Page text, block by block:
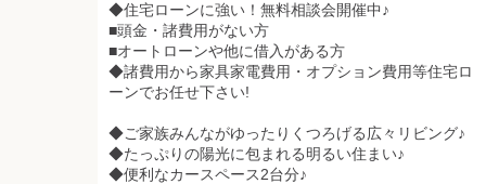
◆住宅ローンに強い！無料相談会開催中♪
■頭金・諸費用がない方
■オートローンや他に借入がある方
◆諸費用から家具家電費用・オプション費用等住宅ロ
ーンでお任せ下さい!
◆ご家族みんながゆったりくつろげる広々リビング♪
◆たっぷりの陽光に包まれる明るい住まい♪
◆便利なカースペース2台分♪